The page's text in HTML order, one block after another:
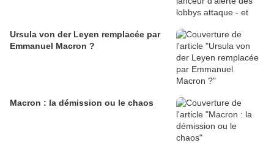
Ursula von der Leyen remplacée par
Emmanuel Macron ?
Macron : la démission ou le chaos